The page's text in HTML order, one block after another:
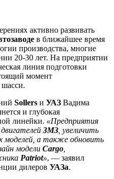
активно развивать
в ближайшее время
производства, многие
20-30 лет. На предприятии
линия подготовки
момент
шасси.
Sollers и УАЗ Вадима
и глубокая
линейки. «Предприятия
ЗМЗ , увеличить
моделей, а также обновить
модели Cargo
Patriot», — заявил
дилеров УАЗа.